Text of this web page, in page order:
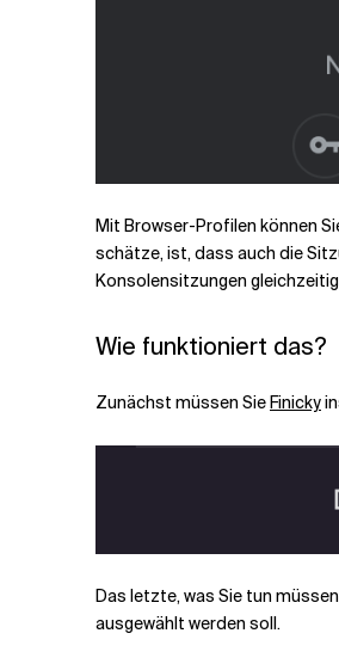
Mit Browser-Profilen können
schätze, ist, dass auch die
Konsolensitzungen
Wie funktioniert das?
Zunächst müssen Sie Finicky
Das letzte, was Sie tun
ausgewählt werden soll.